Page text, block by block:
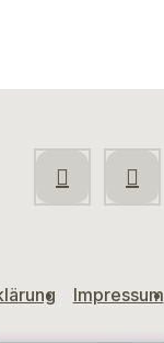
Impressum